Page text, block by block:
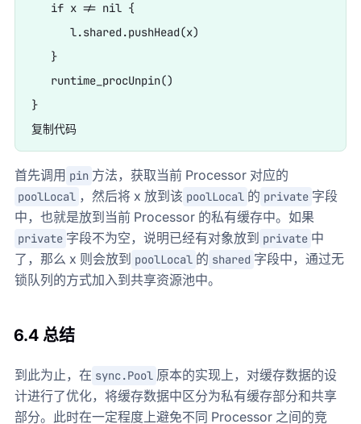
   if x != nil {
      l.shared.pushHead(x)
   }
   runtime_procUnpin()
}
首先调用 pin 方法，获取当前 Processor 对应的
poolLocal ，然后将 x 放到该 poolLocal 的 private 字段
中，也就是放到当前 Processor 的私有缓存中。如果
private 字段不为空，说明已经有对象放到 private 中
了，那么 x 则会放到 poolLocal 的 shared 字段中，通过无
锁队列的方式加入到共享资源池中。
6.4 总结
到此为止，在 sync.Pool 原本的实现上，对缓存数据的设
计进行了优化，将缓存数据中区分为私有缓存部分和共享
部分。此时在一定程度上避免不同 Processor 之间的竞